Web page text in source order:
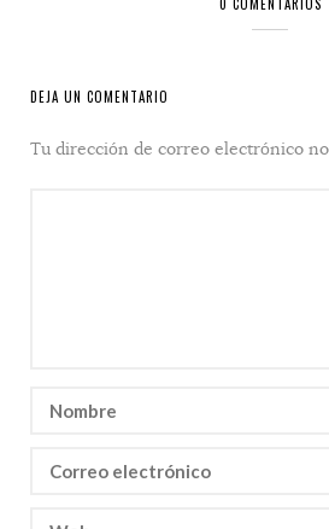
DEJA UN COMENTARIO
Tu dirección de correo electrónico